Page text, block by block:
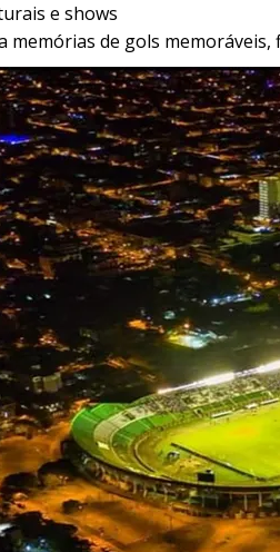
e shows
memórias de gols